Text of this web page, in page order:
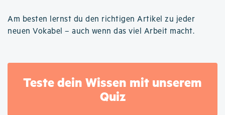
Am besten lernst du den richtigen Artikel zu jeder
neuen Vokabel – auch wenn das viel Arbeit macht.
Teste dein Wissen mit unserem
Quiz